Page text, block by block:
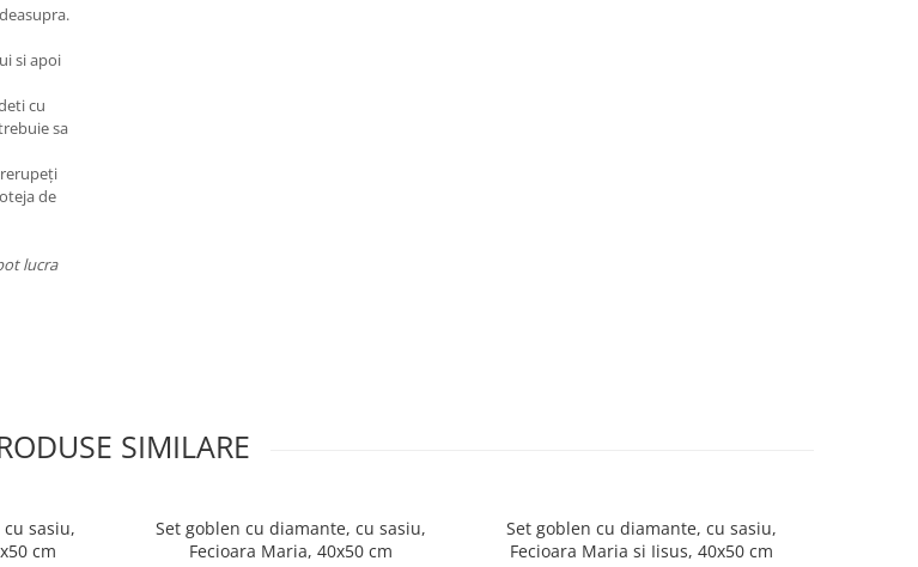
si apoi
cu
sa
de
lucra
SIMILARE
sasiu,
cm
Set goblen cu diamante, cu sasiu,
Fecioara Maria, 40x50 cm
Set goblen cu diamante, cu sasiu,
Fecioara Maria si Iisus, 40x50 cm